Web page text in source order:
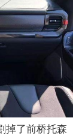
掉了前桥托森